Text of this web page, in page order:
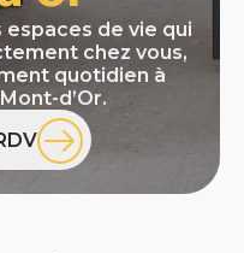
de vie qui
chez vous,
quotidien à
d’Or.